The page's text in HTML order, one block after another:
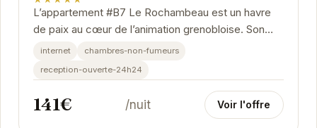
L’appartement #B7 Le Rochambeau est un havre
de paix au cœur de l’animation grenobloise. Son
emplacement privilégié vous permet de profiter...
internet
chambres-non-fumeurs
reception-ouverte-24h24
141€ /nuit Voir l'offre